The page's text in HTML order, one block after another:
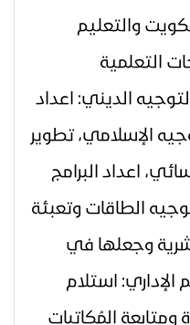
والتعليم
التعلمية
التوجيه الديني: اعداد
الإسلامي، تطوير
اعداد البرامج
الطاقات وتعبئة
وجعلها في
استلام
ومتابعة المُكاتبات